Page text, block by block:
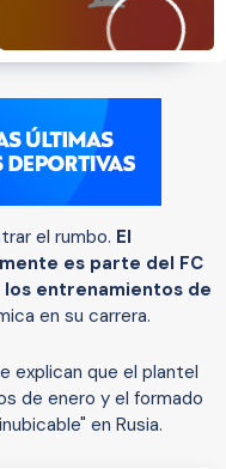
el rumbo. El
es parte del FC
entrenamientos de
en su carrera.
explican que el plantel
de enero y el formado
en Rusia.